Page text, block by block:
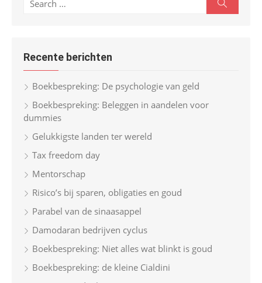
c
f
o
r
:
e
Recente berichten
Boekbespreking: De psychologie van geld
Boekbespreking: Beleggen in aandelen voor
dummies
Gelukkigste landen ter wereld
Tax freedom day
Mentorschap
Risico’s bij sparen, obligaties en goud
Parabel van de sinaasappel
Damodaran bedrijven cyclus
Boekbespreking: Niet alles wat blinkt is goud
Boekbespreking: de kleine Cialdini